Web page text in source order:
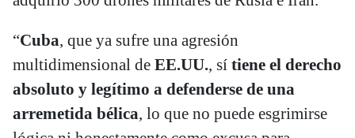
“Cuba, que ya sufre una agresión
multidimensional de EE.UU., sí tiene el derecho
absoluto y legítimo a defenderse de una
arremetida bélica, lo que no puede esgrimirse